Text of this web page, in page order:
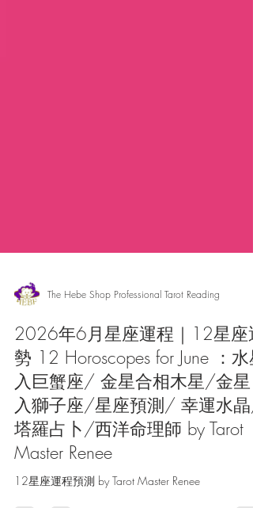
The Hebe Shop Professional Tarot Reading
2026年6月星座運程｜12星座運
勢 12 Horoscopes for June ：水
入巨蟹座/ 金星合相木星/金星
入獅子座/星座預測/ 幸運水晶/
塔羅占卜/西洋命理師 by Tarot
Master Renee